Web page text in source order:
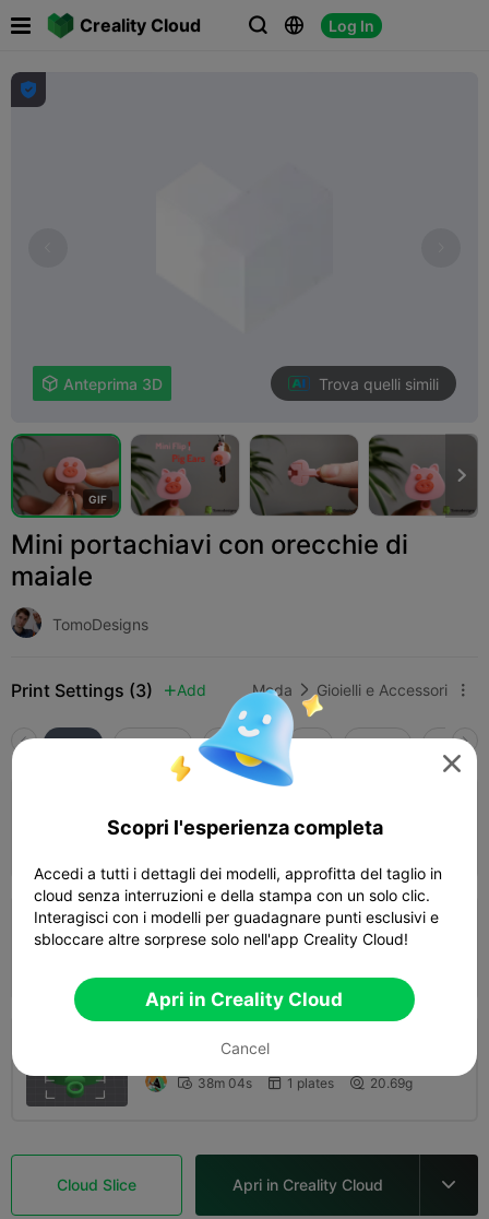
Creality Cloud   Log In

 Anteprima 3D Trova quelli simili
GIF

Mini portachiavi con orecchie di
maiale
TomoDesigns
Print Settings (3)  Add Moda  Gioielli e Accessori 
Tutti K2 Plus K2 Pro K2 K2 SE
08m 58s
Strato 0,2 mm, 2 pareti, riempimento 10%
Strato 0,2 mm, 2 pareti, riempimento 10
 38m 04s  1 plates  20.69g
Cloud Slice Apri in Creality Cloud 

Scopri l'esperienza completa
Accedi a tutti i dettagli dei modelli, approfitta del taglio in
cloud senza interruzioni e della stampa con un solo clic.
Interagisci con i modelli per guadagnare punti esclusivi e
sbloccare altre sorprese solo nell'app Creality Cloud!
Apri in Creality Cloud
Cancel